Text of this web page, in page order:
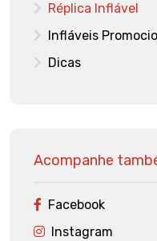
Réplica Inflável
Infláveis
Dicas
Acompanhe
Facebook
Instagram